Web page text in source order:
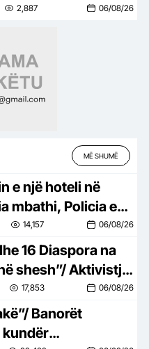
nga Kosova
2,887 06/08/26
MË SHUMË
e një hoteli në
mbathi, Policia e
në kërkim ish-
Shpataraku
14,157 06/08/26
16 Diaspora na
shesh”/ Aktivistja:
e SHBA,
shqiptarët!
17,853 06/08/26
Banorët